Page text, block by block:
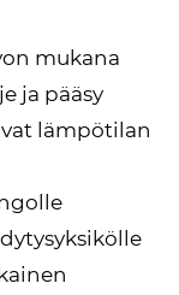
mukana
ja pääsy
lämpötilan